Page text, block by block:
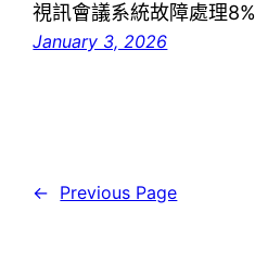
視訊會議系統故障處理8%
January 3, 2026
← Previous Page